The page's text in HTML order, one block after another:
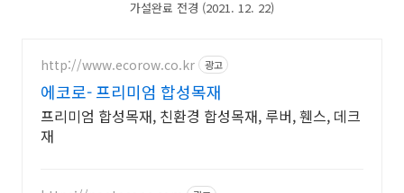
가설완료 전경 (2021. 12. 22)
http://www.ecorow.co.kr 광고
에코로- 프리미엄 합성목재
프리미엄 합성목재, 친환경 합성목재, 루버, 휀스, 데크
재